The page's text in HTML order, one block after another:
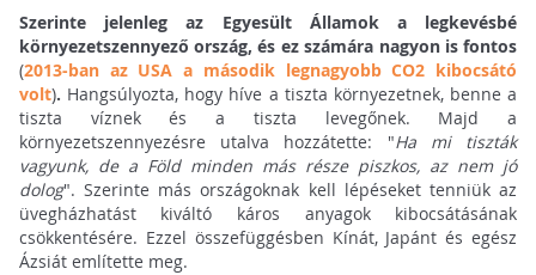
Szerinte jelenleg az Egyesült Államok a legkevésbé
környezetszennyező ország, és ez számára nagyon is fontos
(2013-ban az USA a második legnagyobb CO2 kibocsátó
volt). Hangsúlyozta, hogy híve a tiszta környezetnek, benne a
tiszta víznek és a tiszta levegőnek. Majd a
környezetszennyezésre utalva hozzátette: "Ha mi tiszták
vagyunk, de a Föld minden más része piszkos, az nem jó
dolog". Szerinte más országoknak kell lépéseket tenniük az
üvegházhatást kiváltó káros anyagok kibocsátásának
csökkentésére. Ezzel összefüggésben Kínát, Japánt és egész
Ázsiát említette meg.